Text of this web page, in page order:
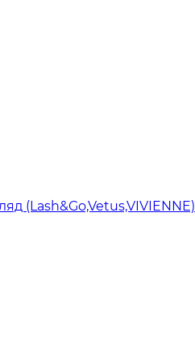
(Lash&Go,Vetus,VIVIENNE)